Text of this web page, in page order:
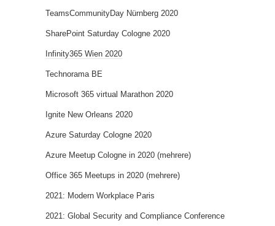
TeamsCommunityDay Nürnberg 2020
SharePoint Saturday Cologne 2020
Infinity365 Wien 2020
Technorama BE
Microsoft 365 virtual Marathon 2020
Ignite New Orleans 2020
Azure Saturday Cologne 2020
Azure Meetup Cologne in 2020 (mehrere)
Office 365 Meetups in 2020 (mehrere)
2021: Modern Workplace Paris
2021: Global Security and Compliance Conference